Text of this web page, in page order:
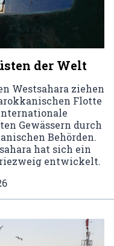
der Welt
Westsahara ziehen
Flotte
Gewässern durch
Behörden.
hat sich ein
entwickelt.